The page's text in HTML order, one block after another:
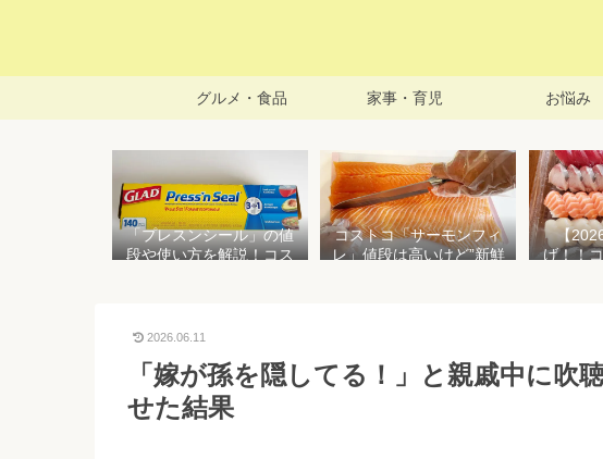
グルメ・食品 家事・育児 お悩み
「プレスンシール」の値
段や使い方を解説！コス
コストコ「サーモンフィ
レ」値段は高いけど”新鮮
【
げ！！
2026.06.11
「嫁が孫を隠してる！」と親戚中に吹
せた結果